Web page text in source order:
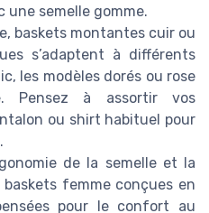
une semelle gomme.
baskets montantes cuir ou
s’adaptent à différents
les modèles dorés ou rose
Pensez à assortir vos
ou shirt habituel pour
de la semelle et la
baskets femme conçues en
pour le confort au